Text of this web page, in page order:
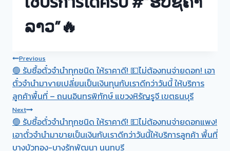
ລາວ”🔥
Post
navigation
Previous
🟢 รับซื้อตั๋วจำนำทุกชนิด ให้ราคาดี! 💵ไม่ต้องทนจ่ายดอก! เอา
ตั๋วจำนำมาvายเปลี่ยนเป็นเงินทุนกับเราดีกว่าวันนี้ ให้บริการ
ลูกค้าพื้นที่ – ถนนอินทรพิทักษ์ แขวงหิรัญรูจี เขตธนบุรี
Next
🟢 รับซื้อตั๋วจำนำทุกชนิด ให้ราคาดี! 💵ไม่ต้องทนจ่ายดอกแพง!
เอาตั๋วจำนำมาขายเป็นเงินกับเราดีกว่าวันนี้ให้บริการลูกค้า พื้นที่
บางบัวทอง-บางรักพัฒนา นนทบุรี